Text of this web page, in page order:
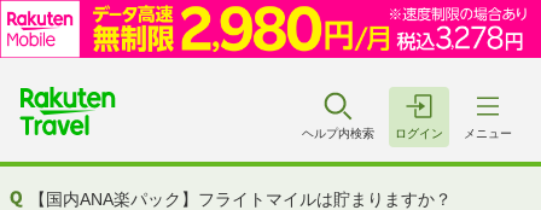
ヘルプ内検索 ログイン メニュー
【国内ANA楽パック】フライトマイルは貯まりますか？